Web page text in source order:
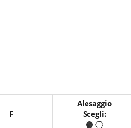
F
Alesaggio
Scegli: